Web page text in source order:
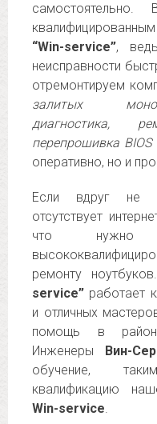
самостоятельно.
“Win-service”,
неисправности
отремонтируем
залитых
диагностика,
перепрошивка BIOS
оперативно, но и
Если вдруг не
отсутствует
что нужно
ремонту
service” работает
и отличных
помощь в
Инженеры Вин-
обучение,
квалификацию
Win-service.